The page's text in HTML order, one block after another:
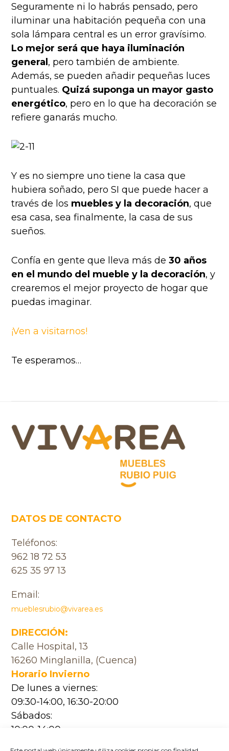
Seguramente ni lo habrás pensado, pero
iluminar una habitación pequeña con una
sola lámpara central es un error gravísimo.
Lo mejor será que haya iluminación
general, pero también de ambiente.
Además, se pueden añadir pequeñas luces
puntuales. Quizá suponga un mayor gasto
energético, pero en lo que ha decoración se
refiere ganarás mucho.
Y es no siempre uno tiene la casa que
hubiera soñado, pero SI que puede hacer a
través de los muebles y la decoración, que
esa casa, sea finalmente, la casa de sus
sueños.
Confía en gente que lleva más de 30 años
en el mundo del mueble y la decoración, y
crearemos el mejor proyecto de hogar que
puedas imaginar.
¡Ven a visitarnos!
Te esperamos…
Footer
DATOS DE CONTACTO
Teléfonos:
962 18 72 53
625 35 97 13
Email:
mueblesrubio@vivarea.es
DIRECCIÓN:
Calle Hospital, 13
16260 Minglanilla, (Cuenca)
Horario Invierno
De lunes a viernes:
09:30-14:00, 16:30-20:00
Sábados:
10:00-14:00